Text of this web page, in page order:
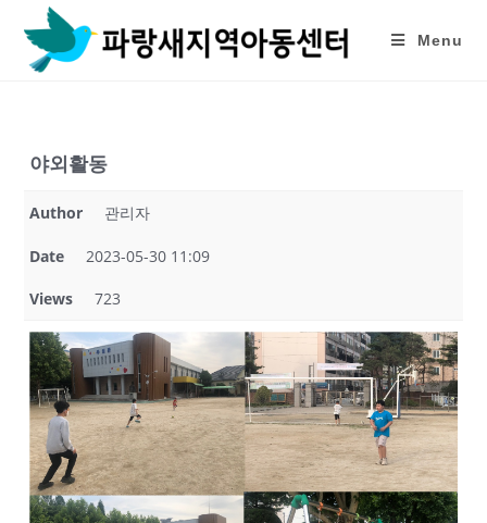
content
Menu
야외활동
Author 관리자
Date 2023-05-30 11:09
Views 723